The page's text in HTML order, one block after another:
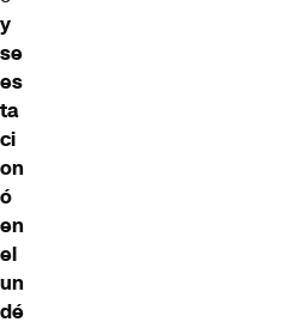
y
se
es
ta
ci
on
ó
en
el
un
dé